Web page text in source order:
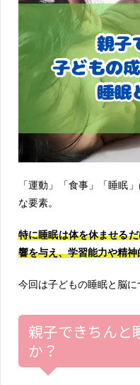
「運動」「食事」「睡眠
な要素。
特に睡眠は体を休ませる
響を与え、学習能力や精
今回は子どもの睡眠と脳に
親子できちんと
か？